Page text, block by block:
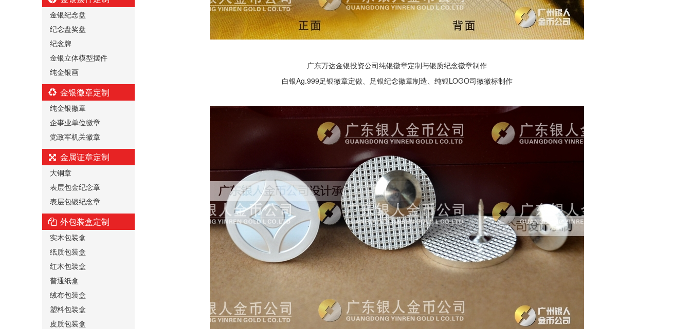
金银纪念盘
纪念盘奖盘
纪念牌
金银立体模型摆件
纯金银画
金银徽章定制
纯金银徽章
企事业单位徽章
党政军机关徽章
金属证章定制
大铜章
表层包金纪念章
表层包银纪念章
外包装盒定制
实木包装盒
纸质包装盒
红木包装盒
普通纸盒
绒布包装盒
塑料包装盒
皮质包装盒
广东万达金银投资公司纯银徽章定制与银质纪念徽章制作
白银Ag.999足银徽章定做、足银纪念徽章制造、纯银LOGO司徽徽标制作